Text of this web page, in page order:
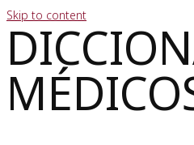
Skip to content